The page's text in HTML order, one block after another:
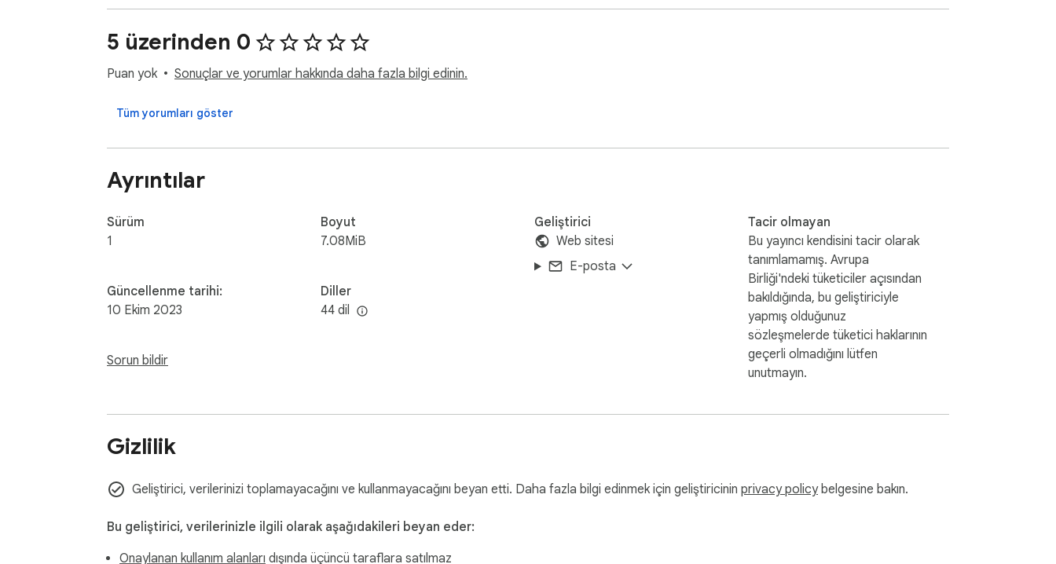
Finally, you can enjoy these game for free (and more requests will be added)! Stickman Bouncing Casual Game extension does not contain any hidden
ads.
Help and Contact
5 üzerinden 0
Puan yok Sonuçlar ve yorumlar hakkında daha fazla bilgi edinin.
Tüm yorumları göster
Ayrıntılar
Sürüm
1
Güncellenme tarihi:
10 Ekim 2023
Sorun bildir
Boyut
7.08MiB
Diller
44 dil
Geliştirici
Web sitesi
E-posta
Tacir olmayan
Bu yayıncı kendisini tacir olarak
tanımlamamış. Avrupa
Birliği'ndeki tüketiciler açısından
bakıldığında, bu geliştiriciyle
yapmış olduğunuz
sözleşmelerde tüketici haklarının
geçerli olmadığını lütfen
unutmayın.
Gizlilik
Geliştirici, verilerinizi toplamayacağını ve kullanmayacağını beyan etti. Daha fazla bilgi edinmek için geliştiricinin privacy policybelgesine bakın.
Bu geliştirici, verilerinizle ilgili olarak aşağıdakileri beyan eder:
Onaylanan kullanım alanları dışında üçüncü taraflara satılmaz